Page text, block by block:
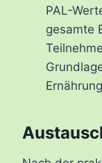
PAL-
gesamte